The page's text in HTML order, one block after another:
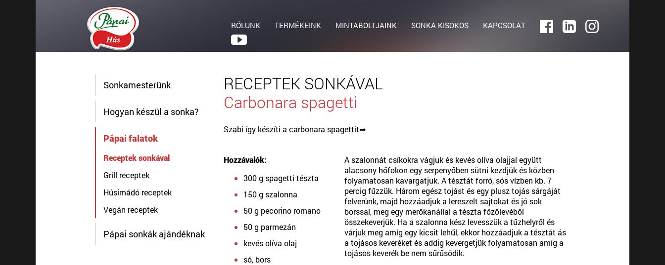
Sonkamesterünk
Hogyan készül a sonka?
Pápai falatok
Receptek sonkával
Grill receptek
Húsimádó receptek
Vegán receptek
Pápai sonkák ajándéknak
RECEPTEK SONKÁVAL
Carbonara spagetti
Szabi így készíti a carbonara spagettit➡
Hozzávalók:
300 g spagetti tészta
150 g szalonna
50 g pecorino romano
50 g parmezán
kevés olíva olaj
só, bors
A szalonnát csíkokra vágjuk és kevés olíva olajjal együtt
alacsony hőfokon egy serpenyőben sütni kezdjük és közben
folyamatosan kavargatjuk. A tésztát forró, sós vízben kb. 7
percig fűzzük. Három egész tojást és egy plusz tojás sárgáját
felverünk, majd hozzáadjuk a lereszelt sajtokat és jó sok
borssal, meg egy merőkanállal a tészta főzőlevéből
összekeverjük. Ha a szalonna kész levesszük a tűzhelyről és
várjuk meg amíg egy kicsit lehűl, ekkor hozzáadjuk a tésztát ás
a tojásos keveréket és addig kevergetjük folyamatosan amíg a
tojásos keverék be nem sűrűsödik.
RÓLUNK TERMÉKEINK MINTABOLTJAINK SONKA KISOKOS KAPCSOLAT